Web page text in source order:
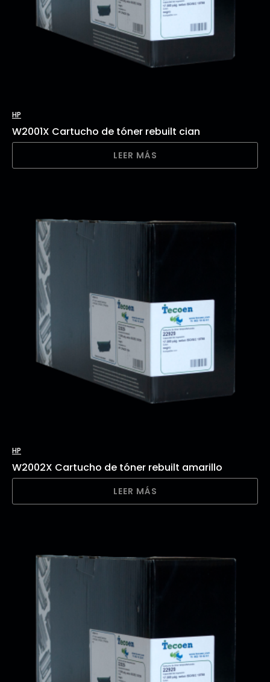
HP
W2001X Cartucho de tóner rebuilt cian
LEER MÁS
HP
W2002X Cartucho de tóner rebuilt amarillo
LEER MÁS